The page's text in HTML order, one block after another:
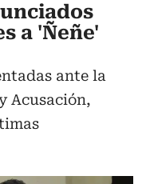
a 'Ñeñe'
ante la
Acusación,